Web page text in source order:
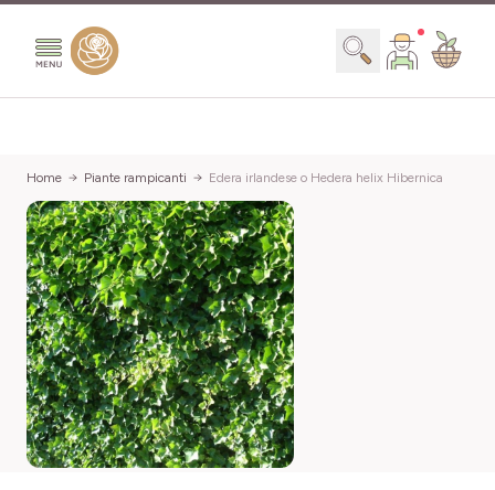
Search
Home Piante rampicanti Edera irlandese o Hedera helix Hibernica